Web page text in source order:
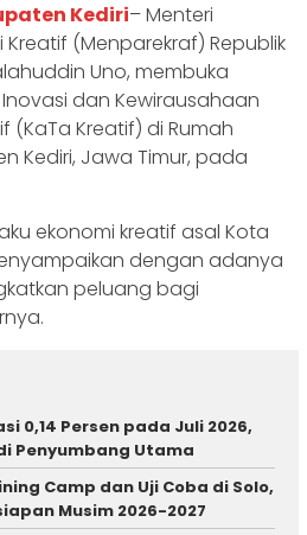
Kediri– Menteri
(Menparekraf) Republik
Uno, membuka
dan Kewirausahaan
Kreatif) di Rumah
Kediri, Jawa Timur, pada
ekonomi kreatif asal Kota
dengan adanya
peluang bagi
0,14 Persen pada Juli 2026,
Penyumbang Utama
Camp dan Uji Coba di Solo,
Musim 2026-2027